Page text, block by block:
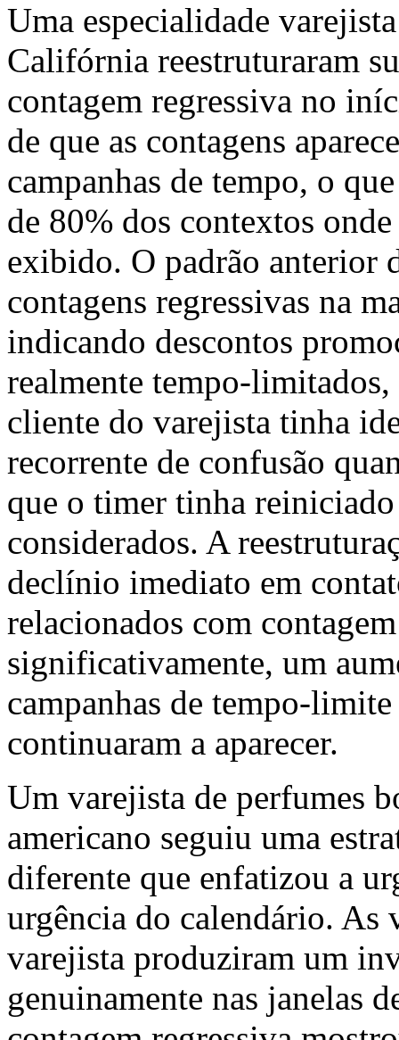
Uma especialidade
Califórnia reestruturaram
contagem regressiva no
de que as contagens
campanhas de tempo, o
de 80% dos contextos
exibido. O padrão anterior
contagens regressivas na
indicando descontos
realmente tempo-
cliente do varejista tinha
recorrente de confusão
que o timer tinha
considerados. A
declínio imediato em
relacionados com
significativamente, um
campanhas de tempo-
continuaram a aparecer.
Um varejista de perfumes
americano seguiu uma
diferente que enfatizou a
urgência do calendário. As
varejista produziram um
genuinamente nas janelas